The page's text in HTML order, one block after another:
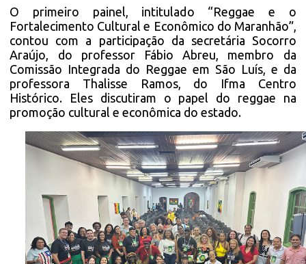
O primeiro painel, intitulado “Reggae e o
Fortalecimento Cultural e Econômico do Maranhão”,
contou com a participação da secretária Socorro
Araújo, do professor Fábio Abreu, membro da
Comissão Integrada do Reggae em São Luís, e da
professora Thalisse Ramos, do Ifma Centro
Histórico. Eles discutiram o papel do reggae na
promoção cultural e econômica do estado.